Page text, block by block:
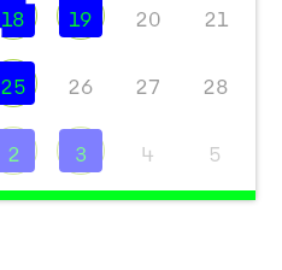
18 19 20 21
25 26 27 28
2 3 4 5